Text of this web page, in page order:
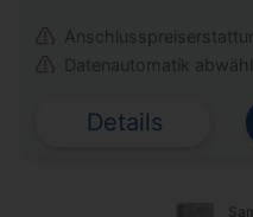
Datenautomatik
Details